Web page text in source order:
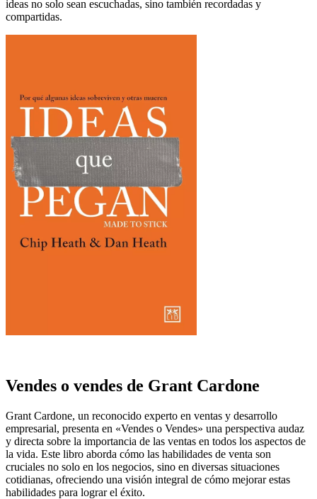
ideas no solo sean escuchadas, sino también recordadas y
compartidas.
Vendes o vendes de Grant Cardone
Grant Cardone, un reconocido experto en ventas y desarrollo
empresarial, presenta en «Vendes o Vendes» una perspectiva audaz
y directa sobre la importancia de las ventas en todos los aspectos de
la vida. Este libro aborda cómo las habilidades de venta son
cruciales no solo en los negocios, sino en diversas situaciones
cotidianas, ofreciendo una visión integral de cómo mejorar estas
habilidades para lograr el éxito.